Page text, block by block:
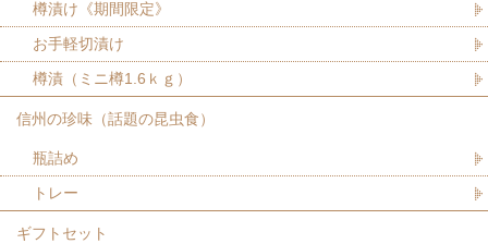
樽漬け《期間限定》
お手軽切漬け
樽漬（ミニ樽1.6ｋｇ）
信州の珍味（話題の昆虫食）
瓶詰め
トレー
ギフトセット